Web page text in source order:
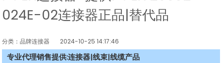
024E-02连接器正品|替代品
分类：品牌连接器 2024-10-25 14:17:46
专业代理销售提供:连接器|线束|线缆产品